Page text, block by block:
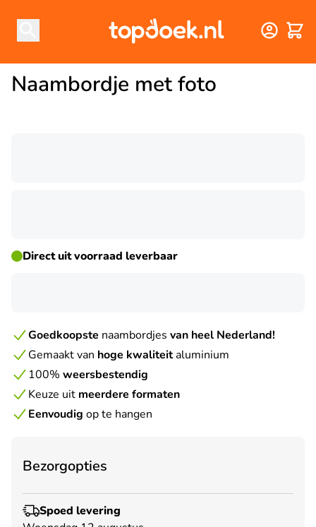
Naambordje met foto
Direct uit voorraad leverbaar
Goedkoopste naambordjes van heel Nederland!
Gemaakt van hoge kwaliteitaluminium
100% weersbestendig
Keuze uit meerdere formaten
Eenvoudig op te hangen
Bezorgopties
Spoed levering